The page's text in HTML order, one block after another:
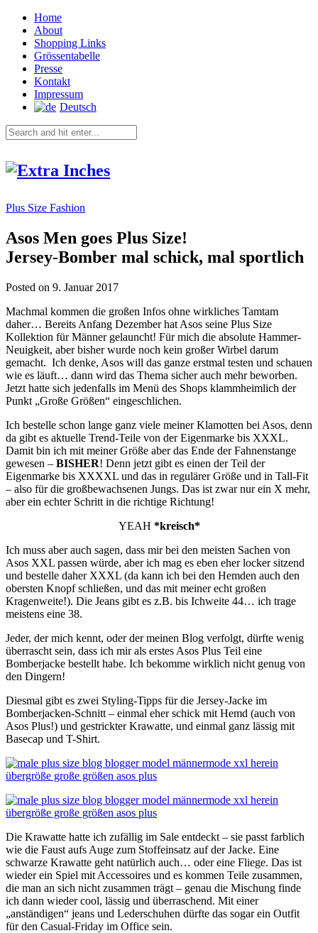
Home
About
Shopping Links
Grössentabelle
Presse
Kontakt
Impressum
Deutsch
Plus Size Fashion
Asos Men goes Plus Size!
Jersey-Bomber mal schick, mal sportlich
Posted on 9. Januar 2017
Machmal kommen die großen Infos ohne wirkliches Tamtam
daher… Bereits Anfang Dezember hat Asos seine Plus Size
Kollektion für Männer gelauncht! Für mich die absolute Hammer-
Neuigkeit, aber bisher wurde noch kein großer Wirbel darum
gemacht. Ich denke, Asos will das ganze erstmal testen und schauen
wie es läuft… dann wird das Thema sicher auch mehr beworben.
Jetzt hatte sich jedenfalls im Menü des Shops klammheimlich der
Punkt „Große Größen“ eingeschlichen.
Ich bestelle schon lange ganz viele meiner Klamotten bei Asos, denn
da gibt es aktuelle Trend-Teile von der Eigenmarke bis XXXL.
Damit bin ich mit meiner Größe aber das Ende der Fahnenstange
gewesen – BISHER! Denn jetzt gibt es einen der Teil der
Eigenmarke bis XXXXL und das in regulärer Größe und in Tall-Fit
– also für die großbewachsenen Jungs. Das ist zwar nur ein X mehr,
aber ein echter Schritt in die richtige Richtung!
YEAH *kreisch*
Ich muss aber auch sagen, dass mir bei den meisten Sachen von
Asos XXL passen würde, aber ich mag es eben eher locker sitzend
und bestelle daher XXXL (da kann ich bei den Hemden auch den
obersten Knopf schließen, und das mit meiner echt großen
Kragenweite!). Die Jeans gibt es z.B. bis Ichweite 44… ich trage
meistens eine 38.
Jeder, der mich kennt, oder der meinen Blog verfolgt, dürfte wenig
überrascht sein, dass ich mir als erstes Asos Plus Teil eine
Bomberjacke bestellt habe. Ich bekomme wirklich nicht genug von
den Dingern!
Diesmal gibt es zwei Styling-Tipps für die Jersey-Jacke im
Bomberjacken-Schnitt – einmal eher schick mit Hemd (auch von
Asos Plus!) und gestrickter Krawatte, und einmal ganz lässig mit
Basecap und T-Shirt.
Die Krawatte hatte ich zufällig im Sale entdeckt – sie passt farblich
wie die Faust aufs Auge zum Stoffeinsatz auf der Jacke. Eine
schwarze Krawatte geht natürlich auch… oder eine Fliege. Das ist
wieder ein Spiel mit Accessoires und es kommen Teile zusammen,
die man an sich nicht zusammen trägt – genau die Mischung finde
ich dann wieder cool, lässig und überraschend. Mit einer
„anständigen“ jeans und Lederschuhen dürfte das sogar ein Outfit
für den Casual-Friday im Office sein.